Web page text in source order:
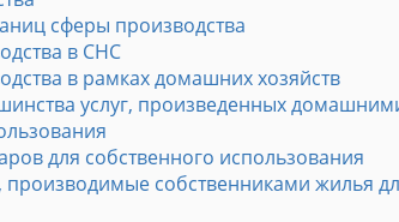
сферы производства
в СНС
в рамках домашних хозяйств
услуг, произведенных
для собственного использования
собственниками жилья